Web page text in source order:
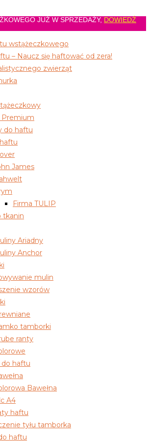
JUŻ W SPRZEDAŻY, DOWIEDŹ
wstążeczkowego
– Naucz się haftować od zera!
zwierząt
Premium
do haftu
James
Firma TULIP
tkanin
Ariadny
Anchor
mulin
wzorów
tamborki
ranty
do haftu
Bawełna
A4
haftu
tyłu tamborka
haftu